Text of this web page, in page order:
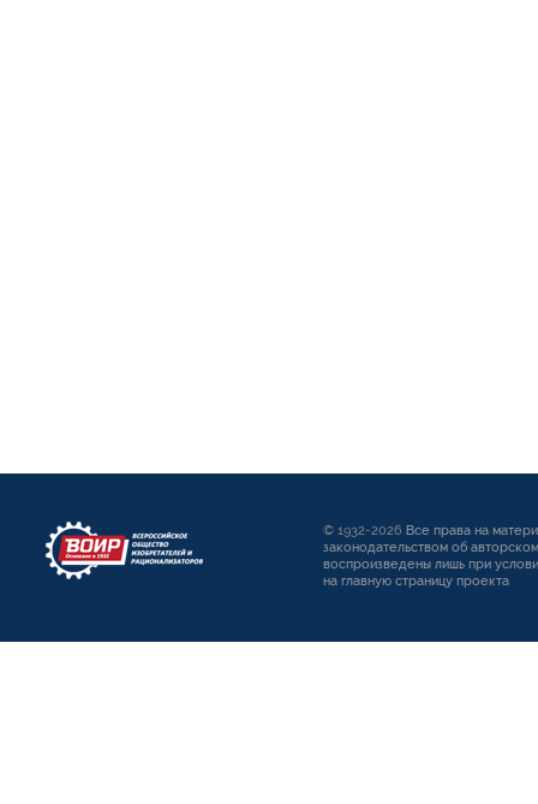
© 1932-2026 Все права на
законодательством об
воспроизведены лишь при
на главную страницу проекта